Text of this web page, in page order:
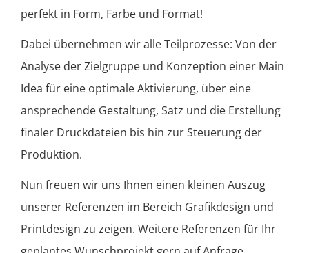
perfekt in Form, Farbe und Format!
Dabei übernehmen wir alle Teilprozesse: Von der
Analyse der Zielgruppe und Konzeption einer Main
Idea für eine optimale Aktivierung, über eine
ansprechende Gestaltung, Satz und die Erstellung
finaler Druckdateien bis hin zur Steuerung der
Produktion.
Nun freuen wir uns Ihnen einen kleinen Auszug
unserer Referenzen im Bereich Grafikdesign und
Printdesign zu zeigen. Weitere Referenzen für Ihr